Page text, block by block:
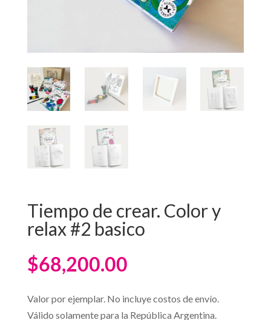
Tiempo de crear. Color y
relax #2 basico
$68,200.00
Valor por ejemplar. No incluye costos de envío.
Válido solamente para la República Argentina.